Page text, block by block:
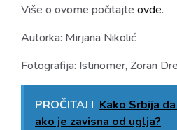
Više o ovome počitajte ovde.
Autorka: Mirjana Nikolić
Fotografija: Istinomer, Zoran
PROČITAJ I Kako Srbija
ako je zavisna od uglja?